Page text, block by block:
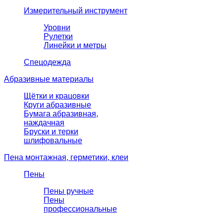
Измерительный инструмент
Уровни
Рулетки
Линейки и метры
Спецодежда
Абразивные материалы
Щётки и крацовки
Круги абразивные
Бумага абразивная,
наждачная
Бруски и терки
шлифовальные
Пена монтажная, герметики, клеи
Пены
Пены ручные
Пены
профессиональные